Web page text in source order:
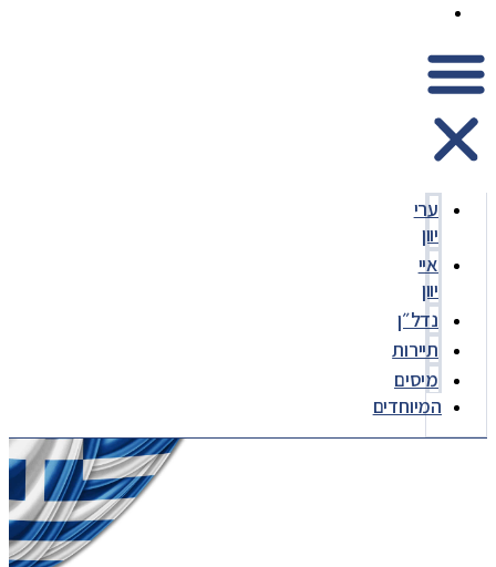
ערי
יוון
איי
יוון
נדל״ן
תיירות
מיסים
המיוחדים